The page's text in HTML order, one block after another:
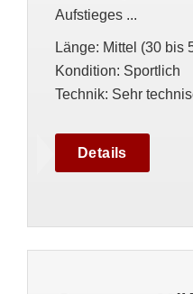
Aufstieges ...
Länge: Mittel (30 bis
Kondition: Sportlich
Technik: Sehr
Details